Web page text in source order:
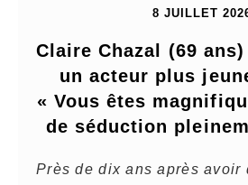
8 JUILLET
Claire Chazal (69
un acteur plus
« Vous êtes
de séduction
Près de dix ans après avoir